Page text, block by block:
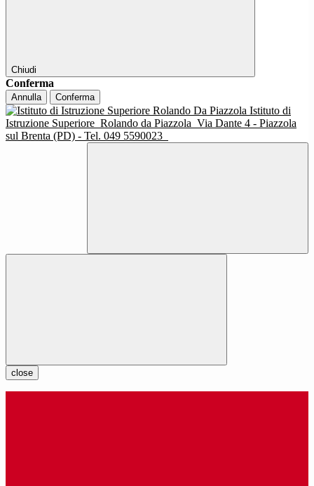
Chiudi
Conferma
Annulla Conferma
Istituto di
Istruzione Superiore Rolando da Piazzola Via Dante 4 - Piazzola
sul Brenta (PD) - Tel. 049 5590023
close